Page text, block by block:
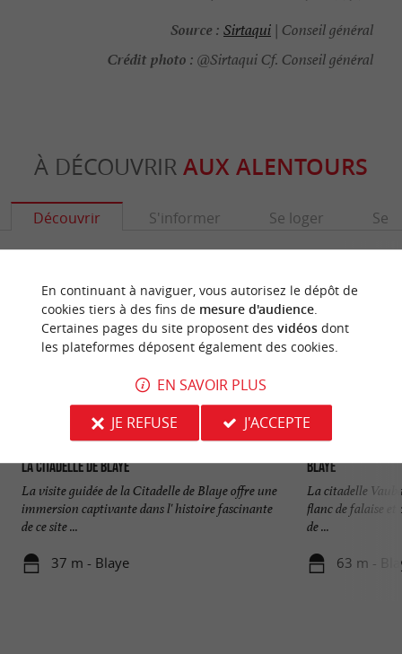
Source : Sirtaqui | Conseil général
Crédit photo : @Sirtaqui Cf. Conseil général
À DÉCOUVRIR AUX ALENTOURS
Découvrir S'informer Se loger Se
La Citadelle de Blaye
La visite guidée de la Citadelle de Blaye offre une
immersion captivante dans l' histoire fascinante
de ce site ...
37 m - Blaye
Blaye
La citadelle
flanc de falaise
de ...
63 m -
En continuant à naviguer, vous autorisez le dépôt de
cookies tiers à des fins de mesure d'audience.
Certaines pages du site proposent des vidéosdont
les plateformes déposent également des cookies.
EN SAVOIR PLUS
JE REFUSE
J'ACCEPTE